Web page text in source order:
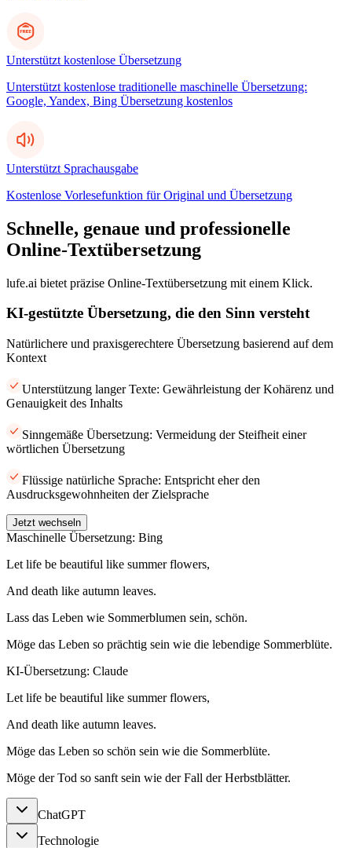
Unterstützt kostenlose Übersetzung
Unterstützt kostenlose traditionelle maschinelle Übersetzung:
Google, Yandex, Bing Übersetzung kostenlos
Unterstützt Sprachausgabe
Kostenlose Vorlesefunktion für Original und Übersetzung
Schnelle, genaue und professionelle
Online-Textübersetzung
lufe.ai bietet präzise Online-Textübersetzung mit einem Klick.
KI-gestützte Übersetzung, die den Sinn versteht
Natürlichere und praxisgerechtere Übersetzung basierend auf dem
Kontext
Unterstützung langer Texte: Gewährleistung der Kohärenz und
Genauigkeit des Inhalts
Sinngemäße Übersetzung: Vermeidung der Steifheit einer
wörtlichen Übersetzung
Flüssige natürliche Sprache: Entspricht eher den
Ausdrucksgewohnheiten der Zielsprache
Jetzt wechseln
Maschinelle Übersetzung: Bing
Let life be beautiful like summer flowers,
And death like autumn leaves.
Lass das Leben wie Sommerblumen sein, schön.
Möge das Leben so prächtig sein wie die lebendige Sommerblüte.
KI-Übersetzung: Claude
Let life be beautiful like summer flowers,
And death like autumn leaves.
Möge das Leben so schön sein wie die Sommerblüte.
Möge der Tod so sanft sein wie der Fall der Herbstblätter.
ChatGPT
Technologie